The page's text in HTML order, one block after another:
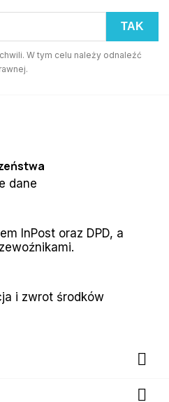
W tym celu należy odnaleźć
dane
InPost oraz DPD, a
i zwrot środków

